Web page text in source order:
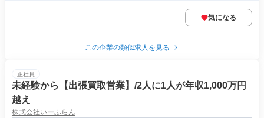
気になる
この企業の類似求人を見る
正社員
未経験から【出張買取営業】/2人に1人が年収1,000万円
越え
株式会社いーふらん